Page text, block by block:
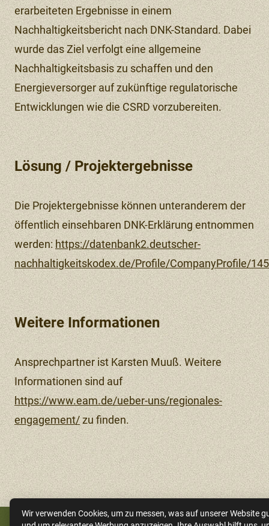
Wir verwenden Cookies, um zu messen, was auf unserer Website
erarbeiteten Ergebnisse in einem
Nachhaltigkeitsbericht nach DNK-Standard. Dabei
wurde das Ziel verfolgt eine allgemeine
Nachhaltigkeitsbasis zu schaffen und den
Energieversorger auf zukünftige regulatorische
Entwicklungen wie die CSRD vorzubereiten.
Lösung / Projektergebnisse
Die Projektergebnisse können unteranderem der
öffentlich einsehbaren DNK-Erklärung entnommen
werden:https://datenbank2.deutscher-
nachhaltigkeitskodex.de/Profile/CompanyProfile/
Weitere Informationen
Ansprechpartner ist Karsten Muuß. Weitere
Informationen sind auf
https://www.eam.de/ueber-uns/regionales-
engagement/zu finden.